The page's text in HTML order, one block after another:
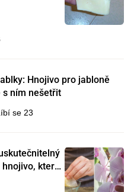
Hnojivo pro jabloně
s ním nešetřit
hnojivo, které